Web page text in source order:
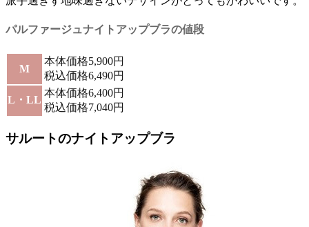
パルファージュナイトアップブラの値段
M
本体価格5,900円
税込価格6,490円
L・LL
本体価格6,400円
税込価格7,040円
サルートのナイトアップブラ